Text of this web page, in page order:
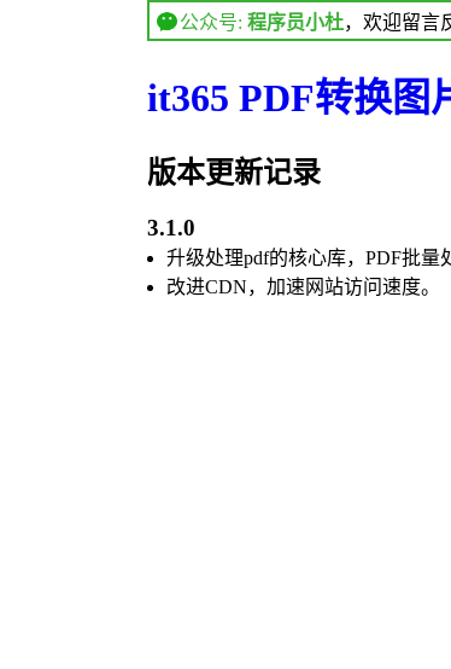
公众号: 程序员小杜，欢迎留言
it365 PDF转换图
版本更新记录
3.1.0
升级处理pdf的核心库，PDF批量
改进CDN，加速网站访问速度。